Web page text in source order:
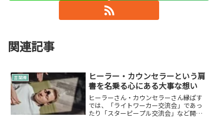
関連記事
言葉綴
ヒーラー・カウンセラーという肩
書を名乗る心にある大事な想い
ヒーラーさん・カウンセラーさん縁ぱす
では、「ライトワーカー交流会」であっ
たり「スターピープル交流会」など開催